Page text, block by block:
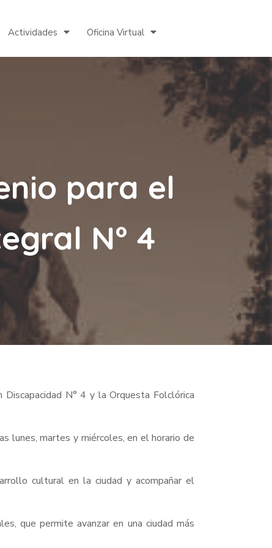
Actividades Oficina Virtual
para el
N° 4
N° 4 y la Orquesta Folclórica
lunes, martes y miércoles, en el horario de
cultural en la ciudad y acompañar el
que permite avanzar en una ciudad más